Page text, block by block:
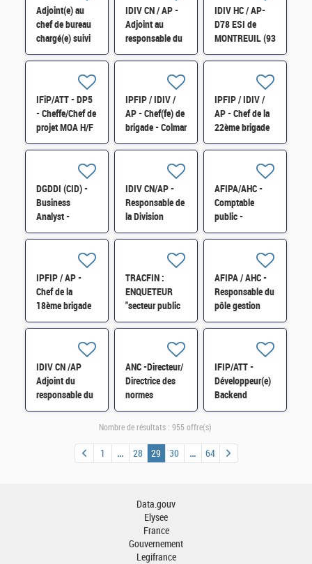
Adjoint(e) au
chef de bureau
chargé(e) suivi
de la masse
ministère de la
Justice 8BJM
H/F"
IDIV CN / AP -
Adjoint au
responsable du
centre de
professionnels
Carpentras H/F
IDIV HC / AP-
D78 ESI de
MONTREUIL (93
) Responsable
de proximité de
l'ESI Montreuil
H/F
IFiP/ATT - DP5
- Cheffe/Chef de
projet MOA H/F
IPFIP / IDIV /
AP - Chef(fe) de
brigade - Colmar
- H/F
IPFIP / IDIV /
AP - Chef de la
22ème brigade
régionale de
DGDDI (CID) -
Business
Analyst -
Maîtrise
IDIV CN/AP -
Responsable de
la Division
Ressources
AFIPA/AHC -
Comptable
public -
Responsable de
départementale
des Yvelines
H/F
IPFIP / AP -
Chef de la
18ème brigade
régionale de
Strasbourg H/F
TRACFIN :
ENQUETEUR
"secteur public
et probité" H/F
AFIPA / AHC -
Responsable du
pôle gestion
Publique - H/F
IDIV CN /AP
Adjoint du
responsable du
service
ANC -Directeur/
Directrice des
normes
comptables
internationales
IFIP/ATT -
Développeur(e)
Backend
Python / API &
Nombre de résultats : 955 offre(s)
1 28 29 30 64
Data.gouv
Elysee
France
Gouvernement
Legifrance